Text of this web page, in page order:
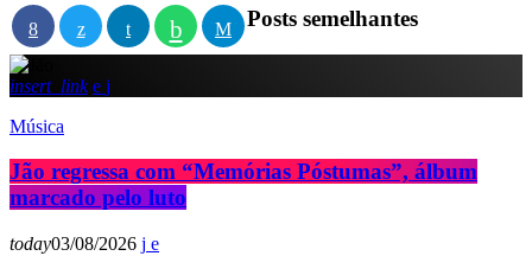
Posts semelhantes
insert_link
Música
Jão regressa com “Memórias Póstumas”, álbum
marcado pelo luto
today03/08/2026